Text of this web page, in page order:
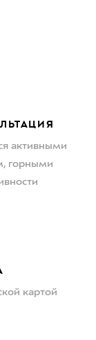
активными
горными
картой